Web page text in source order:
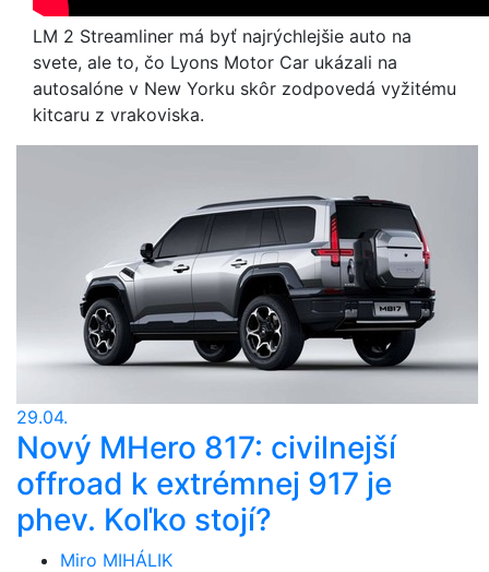
LM 2 Streamliner má byť najrýchlejšie auto na
svete, ale to, čo Lyons Motor Car ukázali na
autosalóne v New Yorku skôr zodpovedá vyžitému
kitcaru z vrakoviska.
29.04.
Nový MHero 817: civilnejší
offroad k extrémnej 917 je
phev. Koľko stojí?
Miro MIHÁLIK